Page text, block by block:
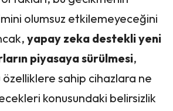
olumsuz etkilemeyeceğini
yapay zeka destekli yeni
piyasaya sürülmesi,
özelliklere sahip cihazlara ne
konusundaki belirsizlik